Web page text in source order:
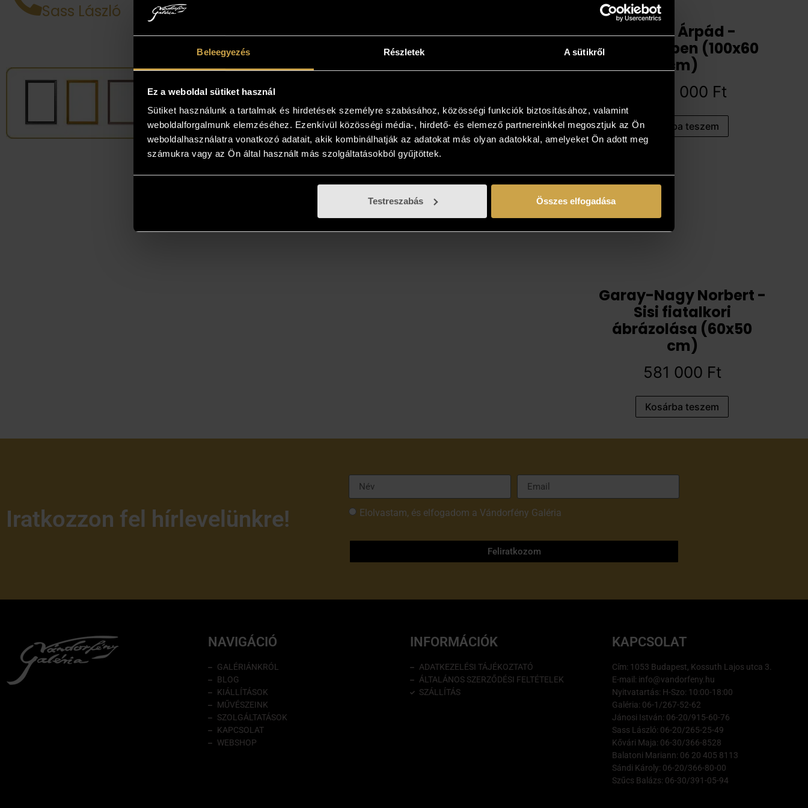
Beleegyezés Részletek A sütikről
Ez a weboldal sütiket használ
Sütiket használunk a tartalmak és hirdetések személyre szabásához, közösségi funkciók biztosításához, valamint
weboldalforgalmunk elemzéséhez. Ezenkívül közösségi média-, hirdető- és elemező partnereinkkel megosztjuk az Ön
weboldalhasználatra vonatkozó adatait, akik kombinálhatják az adatokat más olyan adatokkal, amelyeket Ön adott meg
számukra vagy az Ön által használt más szolgáltatásokból gyűjtöttek.
Testreszabás Összes elfogadása
Sass László
Müller Árpád -
Napfényben (100x60
cm)
1 512 000 Ft
Kosárba teszem
Garay-Nagy Norbert -
Sisi fiatalkori
ábrázolása (60x50
cm)
581 000 Ft
Kosárba teszem
Iratkozzon fel hírlevelünkre! Elolvastam, és elfogadom a Vándorfény Galéria
Feliratkozom
NAVIGÁCIÓ
GALÉRIÁNKRÓL
BLOG
KIÁLLÍTÁSOK
MŰVÉSZEINK
SZOLGÁLTATÁSOK
KAPCSOLAT
WEBSHOP
INFORMÁCIÓK
ADATKEZELÉSI TÁJÉKOZTATÓ
ÁLTALÁNOS SZERZŐDÉSI FELTÉTELEK
SZÁLLÍTÁS
KAPCSOLAT
Cím: 1053 Budapest, Kossuth Lajos utca 3.
E-mail: info@vandorfeny.hu
Nyitvatartás: H-Szo: 10:00-18:00
Galéria: 06-1/267-52-62
Jánosi István: 06-20/915-60-76
Sass László: 06-20/265-25-49
Kővári Maja: 06-30/366-8528
Balatoni Mariann: 06 20 405 8113
Sándi Károly: 06-20/366-80-00
Szűcs Balázs: 06-30/391-05-94